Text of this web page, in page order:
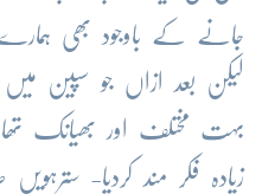
جانے کے باوجود بھی
لیکن بعد ازاں جو سپین میں
بہت مختلف اور بھیانک
زیادہ فکر مند کردیا-